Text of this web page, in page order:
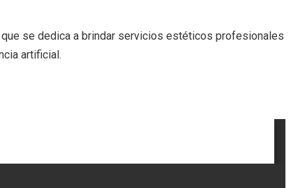
se dedica a brindar servicios estéticos profesionales
artificial.